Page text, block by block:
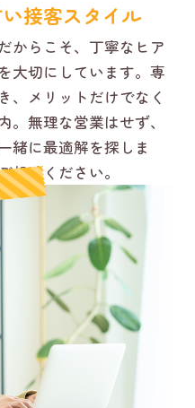
接客スタイル
からこそ、丁寧なヒア
大切にしています。専
、メリットだけでなく
無理な営業はせず、
緒に最適解を探しま
相談ください。